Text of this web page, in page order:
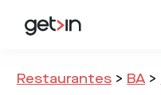
Restaurantes > BA >